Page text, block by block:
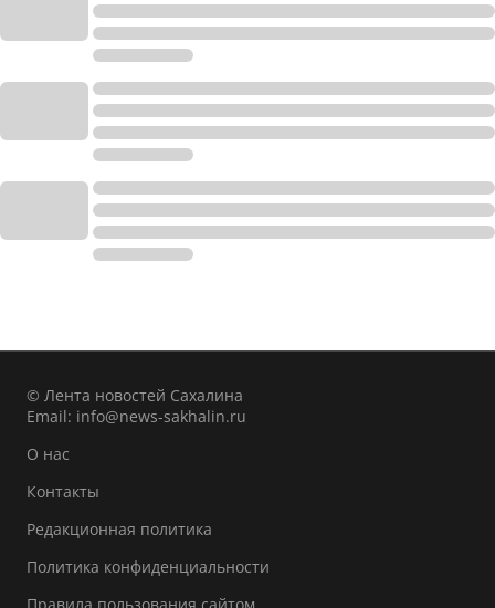
© Лента новостей Сахалина
Email: info@news-sakhalin.ru
О нас
Контакты
Редакционная политика
Политика конфиденциальности